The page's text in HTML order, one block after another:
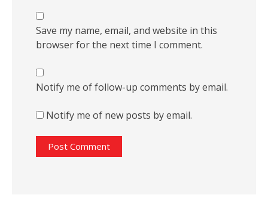
Save my name, email, and website in this
browser for the next time I comment.
Notify me of follow-up comments by email.
Notify me of new posts by email.